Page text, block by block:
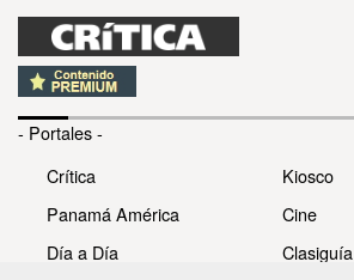
- Portales -
Crítica
Panamá América
Día a Día
Kiosco
Cine
Clasiguía